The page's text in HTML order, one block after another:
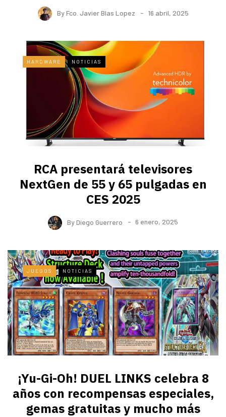
ByFco. Javier Blas Lopez 16 abril, 2025
HARDWARE NOTICIAS
RCA presentará televisores
NextGen de 55 y 65 pulgadas en
CES 2025
ByDiego Guerrero 6 enero, 2025
JUEGOS NOTICIAS
¡Yu-Gi-Oh! DUEL LINKS celebra 8
años con recompensas especiales,
gemas gratuitas y mucho más